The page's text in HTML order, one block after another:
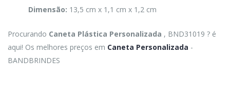
Dimensão: 13,5 cm x 1,1 cm x 1,2 cm
Procurando Caneta Plástica Personalizada , BND31019 ? é
aqui! Os melhores preços em Caneta Personalizada -
BANDBRINDES